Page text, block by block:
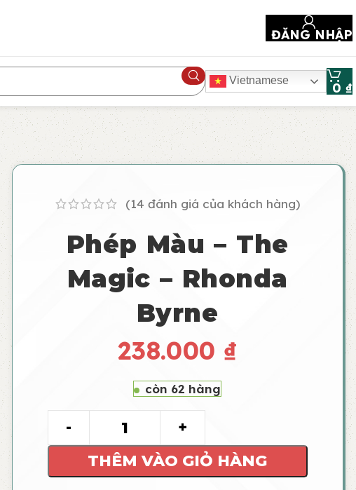
ĐĂNG NHẬP
Vietnamese 0 ₫
(14 đánh giá của khách hàng)
Phép Màu – The
Magic – Rhonda
Byrne
238.000 ₫
còn 62 hàng
THÊM VÀO GIỎ HÀNG